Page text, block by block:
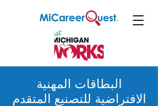
البطاقات المهنية
الافتراضية للتصنيع المتقدم